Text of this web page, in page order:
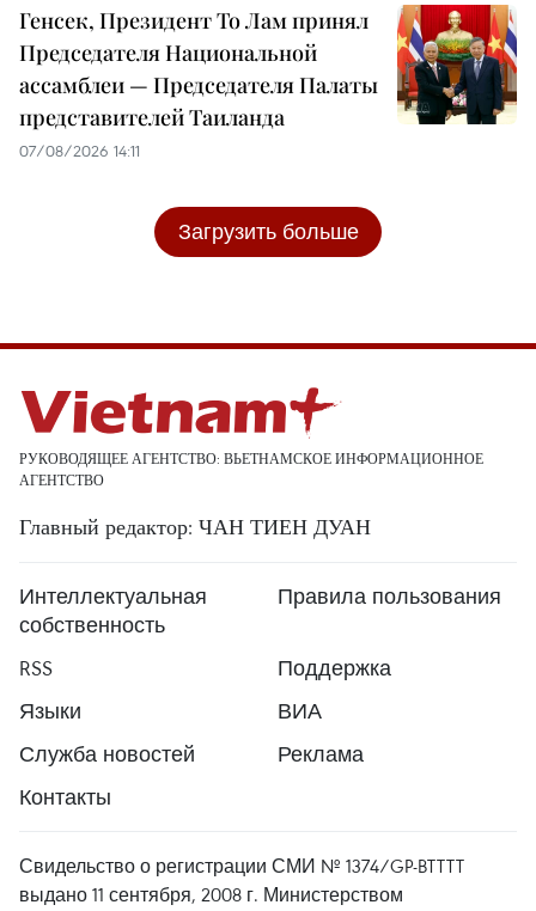
Генсек, Президент То Лам принял
Председателя Национальной
ассамблеи — Председателя Палаты
представителей Таиланда
07/08/2026 14:11
Загрузить больше
РУКОВОДЯЩЕЕ АГЕНТСТВО: ВЬЕТНАМСКОЕ ИНФОРМАЦИОННОЕ
АГЕНТСТВО
Главный редактор: ЧАН ТИЕН ДУАН
Интеллектуальная
собственность
Правила пользования
RSS
Поддержка
Языки
ВИА
Служба новостей
Реклама
Контакты
Свидельство о регистрации СМИ № 1374/GP-BTTTT
выдано 11 сентября, 2008 г. Министерством